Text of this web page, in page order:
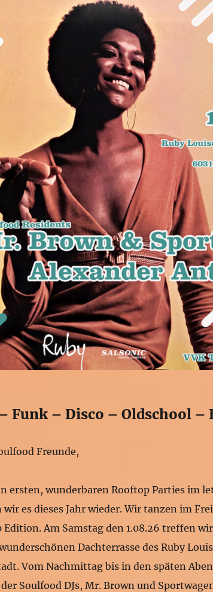
Funk – Disco – Oldschool –
Freunde,
ersten, wunderbaren Rooftop Parties im
wir es dieses Jahr wieder. Wir tanzen im
Edition. Am Samstag den 1.08.26 treffen
Dachterrasse des Ruby
Vom Nachmittag bis in den späten
Soulfood DJs, Mr. Brown und